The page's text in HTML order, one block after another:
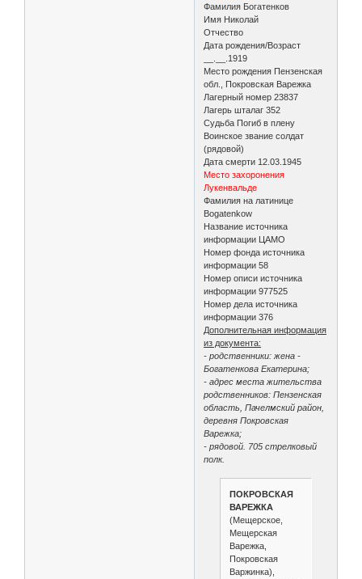
Фамилия Богатенков
Имя Николай
Отчество
Дата рождения/Возраст
__.__.1919
Место рождения Пензенская
обл., Покровская Варежка
Лагерный номер 23837
Лагерь шталаг 352
Судьба Погиб в плену
Воинское звание солдат
(рядовой)
Дата смерти 12.03.1945
Место захоронения
Лукенвальде
Фамилия на латинице
Bogatenkow
Название источника
информации ЦАМО
Номер фонда источника
информации 58
Номер описи источника
информации 977525
Номер дела источника
информации 376
Дополнительная информация
из документа:
- родственники: жена -
Богатенкова Екатерина;
- адрес места жительства
родственников: Пензенская
область, Пачелмский район,
деревня Покровская
Варежка;
- рядовой. 705 стрелковый
полк.
ПОКРОВСКАЯ
ВАРЕЖКА
(Мещерское,
Мещерская
Варежка,
Покровская
Варжинка),